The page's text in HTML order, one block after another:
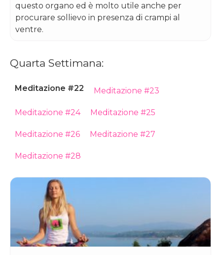
questo organo ed è molto utile anche per
procurare sollievo in presenza di crampi al
ventre.
Quarta Settimana:
Meditazione #22 Meditazione #23
Meditazione #24 Meditazione #25
Meditazione #26 Meditazione #27
Meditazione #28